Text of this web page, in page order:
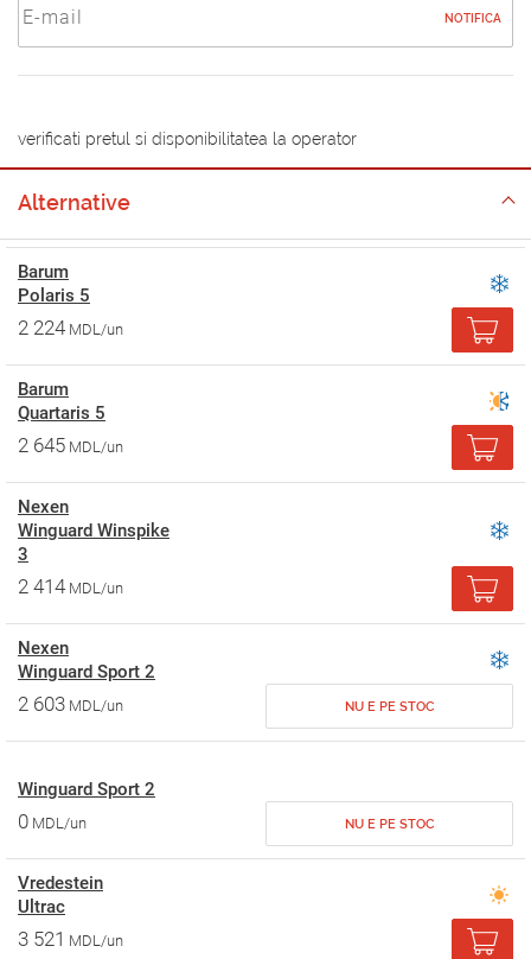
NOTIFICA
verificati pretul si disponibilitatea la operator
Alternative
Barum
Polaris 5
2 224 MDL/un
Barum
Quartaris 5
2 645 MDL/un
Nexen
Winguard Winspike
3
2 414 MDL/un
Nexen
Winguard Sport 2
2 603 MDL/un NU E PE STOC
Winguard Sport 2
0 MDL/un NU E PE STOC
Vredestein
Ultrac
3 521 MDL/un